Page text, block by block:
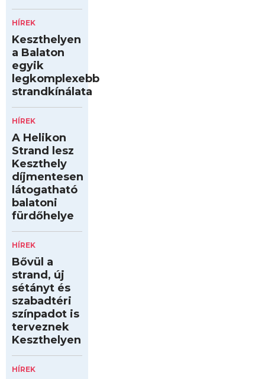
HÍREK
Keszthelyen
a Balaton
egyik
legkomplexebb
strandkínálata
HÍREK
A Helikon
Strand lesz
Keszthely
díjmentesen
látogatható
balatoni
fürdőhelye
HÍREK
Bővül a
strand, új
sétányt és
szabadtéri
színpadot is
terveznek
Keszthelyen
HÍREK